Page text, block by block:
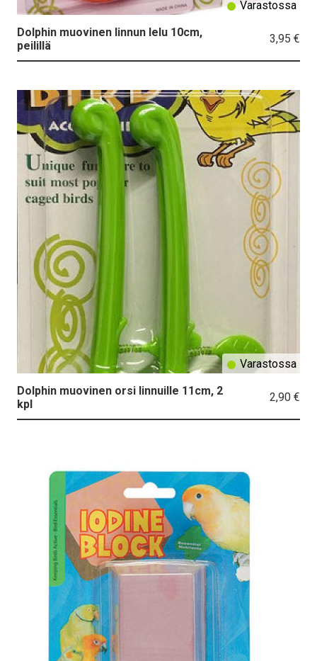
Dolphin muovinen linnun lelu 10cm,
peilillä
3,95 €
Varastossa
Dolphin muovinen orsi linnuille 11cm, 2
kpl
2,90 €
Varastossa